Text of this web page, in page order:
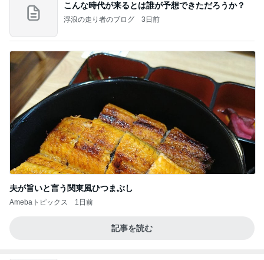
こんな時代が来るとは誰が予想できただろうか？
浮浪の走り者のブログ 3日前
夫が旨いと言う関東風ひつまぶし
Amebaトピックス 1日前
記事を読む